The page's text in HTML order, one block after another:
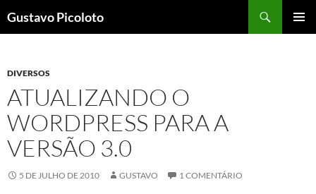
para
Gustavo Picoloto
DIVERSOS
ATUALIZANDO O
WORDPRESS PARA A
VERSÃO 3.0
5 DE JULHO DE 2010 GUSTAVO 1 COMENTÁRIO